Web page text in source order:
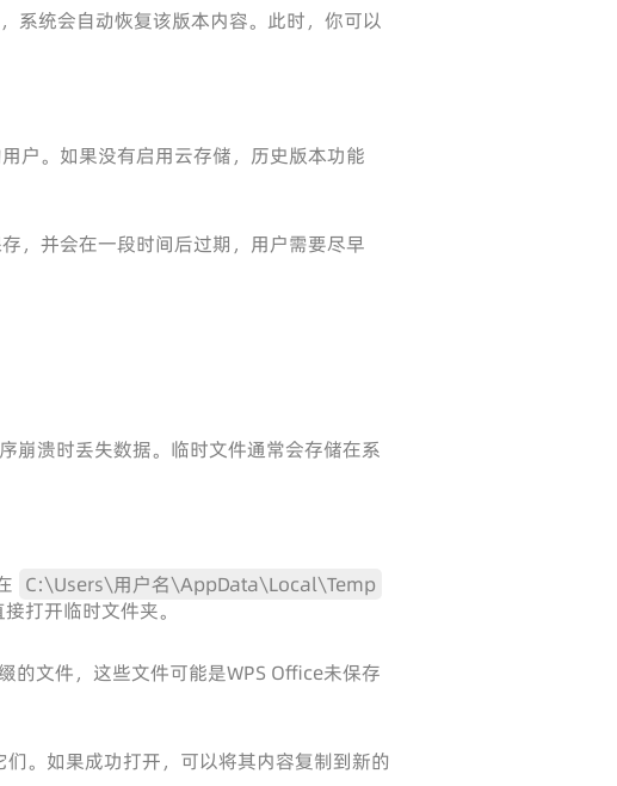
系统会自动恢复该版本内容。此时，你可以
户。如果没有启用云存储，历史版本功能
，并会在一段时间后过期，用户需要尽早
崩溃时丢失数据。临时文件通常会存储在系
C:\Users\用户名\AppData\Local\Temp
打开临时文件夹。
的文件，这些文件可能是WPS Office未保存
。如果成功打开，可以将其内容复制到新的